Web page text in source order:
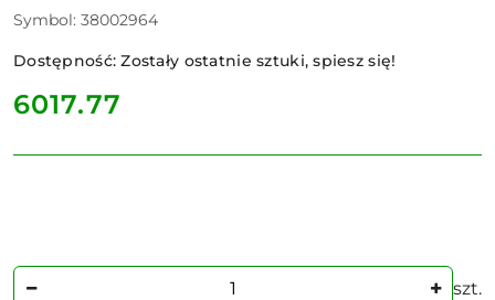
Symbol: 38002964
Dostępność:Zostały ostatnie sztuki, spiesz się!
cena:
6017.77
Ilość szt.